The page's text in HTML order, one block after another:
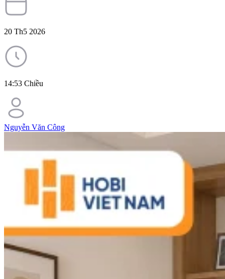
20 Th5 2026
14:53 Chiều
Nguyễn Văn Công